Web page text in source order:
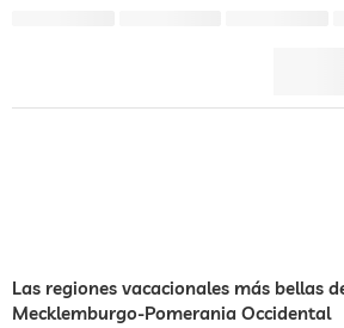
Las regiones vacacionales más bellas
Mecklemburgo-Pomerania Occidental